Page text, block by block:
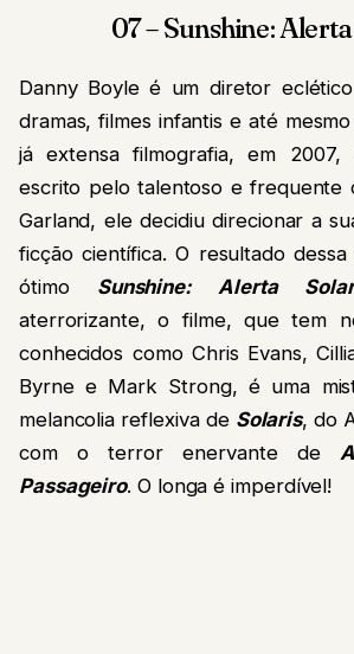
07 – Sunshine:
Danny Boyle é um diretor
dramas, filmes infantis e até
já extensa filmografia, em
escrito pelo talentoso e frequente
Garland, ele decidiu direcionar a
ficção científica. O resultado
ótimo Sunshine: Alerta Solar
aterrorizante, o filme, que tem
conhecidos como Chris Evans,
Byrne e Mark Strong, é uma
melancolia reflexiva de Solaris, do
com o terror enervante de
Passageiro. O longa é imperdível!